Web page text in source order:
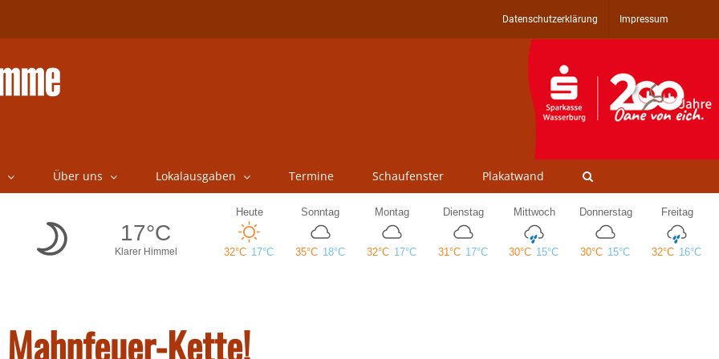
Datenschutzerklärung Impressum
Über uns Lokalausgaben Termine Schaufenster Plakatwand
Kette!